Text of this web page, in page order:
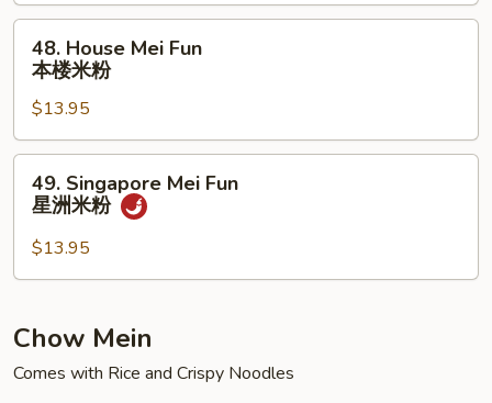
米
48.
House
Mei
Fun
本
楼
48. House Mei Fun
本楼米粉
$13.95
49.
Singapore
Mei
Fun
星
米
粉
49. Singapore Mei Fun
星洲米粉
$13.95
Chow Mein
Comes with Rice and Crispy Noodles